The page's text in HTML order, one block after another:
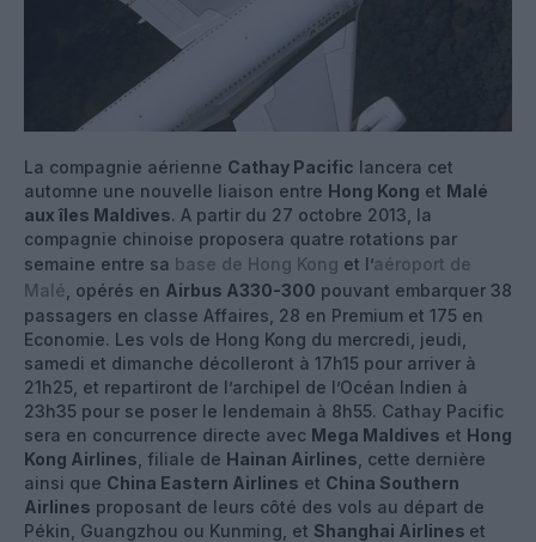
La compagnie aérienne Cathay Pacific lancera cet
automne une nouvelle liaison entre Hong Kong et Malé
aux îles Maldives. A partir du 27 octobre 2013, la
compagnie chinoise proposera quatre rotations par
semaine entre sa base de Hong Kong et l’aéroport de
Malé , opérés en Airbus A330-300 pouvant embarquer 38
passagers en classe Affaires, 28 en Premium et 175 en
Economie. Les vols de Hong Kong du mercredi, jeudi,
samedi et dimanche décolleront à 17h15 pour arriver à
21h25, et repartiront de l’archipel de l’Océan Indien à
23h35 pour se poser le lendemain à 8h55. Cathay Pacific
sera en concurrence directe avec Mega Maldives et Hong
Kong Airlines , filiale de Hainan Airlines , cette dernière
ainsi que China Eastern Airlines et China Southern
Airlines proposant de leurs côté des vols au départ de
Pékin, Guangzhou ou Kunming, et Shanghai Airlines et